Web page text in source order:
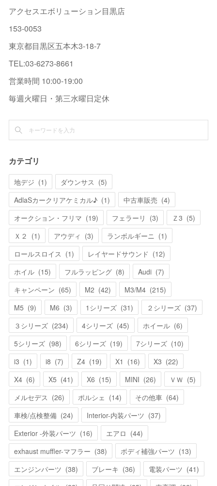
アクセスエボリューション目黒店
153-0053
東京都目黒区五本木3-18-7
TEL:03-6273-8661
営業時間 10:00-19:00
毎週火曜日・第三水曜日定休
カテゴリ
地デジ (1) ダウンサス (5)
AdlaSカークリアケミカル♪ (1) 中古車販売 (4)
オークション・フリマ (19) フェラーリ (3) Ｚ3 (5)
Ｘ２ (1) アウディ (3) ランボルギーニ (1)
ロールスロイス (1) レイヤードサウンド (12)
ホイル (15) フルラッピング (8) Audi (7)
キャンペーン (65) M2 (42) M3/M4 (215)
M5 (9) M6 (3) 1シリーズ (31) ２シリーズ (37)
３シリーズ (234) 4シリーズ (45) ホイール (6)
5シリーズ (98) 6シリーズ (19) 7シリーズ (10)
i3 (1) i8 (7) Z4 (19) X1 (16) X3 (22)
X4 (6) X5 (41) X6 (15) MINI (26) ＶＷ (5)
メルセデス (26) ポルシェ (14) その他車 (64)
車検/点検整備 (24) Interior-内装パーツ (37)
Exterior -外装パーツ (16) エアロ (44)
exhaust muffler-マフラー (38) ボディ補強パーツ (13)
エンジンパーツ (38) ブレーキ (36) 電装パーツ (41)